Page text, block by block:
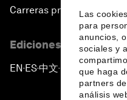
Las
para
anuncios,
sociales y
que haga
partners
análisis
Carreras profesionales
Ediciones en otros
EN ▪ES▪中文▪ 日本語